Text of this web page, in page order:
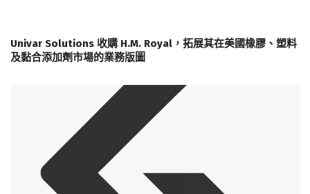
Univar Solutions 收購 H.M. Royal，拓展其在美國橡膠、塑料
及黏合添加劑市場的業務版圖